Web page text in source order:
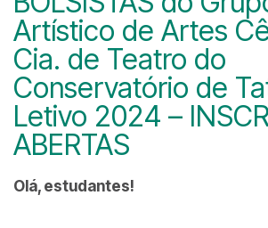
Artístico de Artes
Cia. de Teatro do
Conservatório de
Letivo 2024 –
ABERTAS
Olá, estudantes!